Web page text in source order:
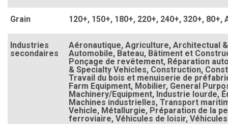
Grain 120+, 150+, 180+, 220+, 240+, 320+, 80+,
Industries
secondaires
Aéronautique, Agriculture, Architectual
Automobile, Bateau, Bâtiment et
Ponçage de revêtement, Réparation
& Specialty Vehicles, Construction,
Travail du bois et menuiserie de
Farm Equipment, Mobilier, General
Machinery/Equipment, Industrie lourde,
Machines industrielles, Transport
Vehicle, Métallurgie, Préparation de la
ferroviaire, Véhicules de loisir,